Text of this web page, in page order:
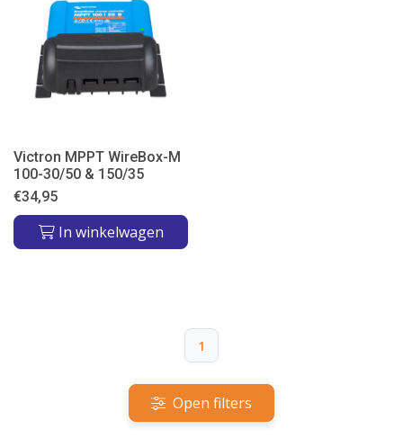
Victron MPPT WireBox-M
100-30/50 & 150/35
€34,95
In winkelwagen
1
Open filters